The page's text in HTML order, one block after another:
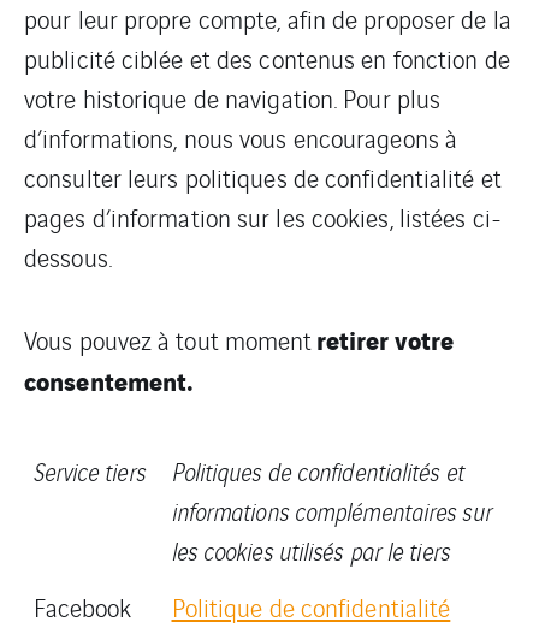
pour leur propre compte, afin de proposer de la
publicité ciblée et des contenus en fonction de
votre historique de navigation. Pour plus
d’informations, nous vous encourageons à
consulter leurs politiques de confidentialité et
pages d’information sur les cookies, listées ci-
dessous.
Vous pouvez à tout momentretirer votre
consentement.
Service tiers
Politiques de confidentialités et
informations complémentaires sur
les cookies utilisés par le tiers
Facebook
Politique de confidentialité